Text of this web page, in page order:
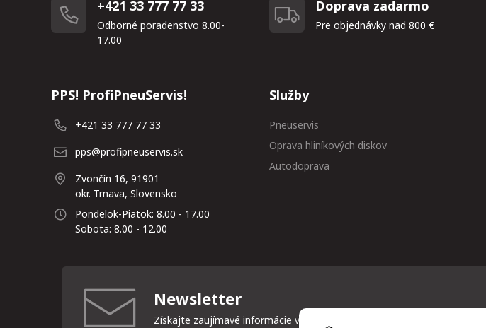
+421 33 777 77 33
Odborné poradenstvo 8.00-
17.00
Doprava zadarmo
Pre objednávky nad 800 €
PPS! ProfiPneuServis!
+421 33 777 77 33
pps@profipneuservis.sk
Zvončín 16, 91901
okr. Trnava, Slovensko
Pondelok-Piatok: 8.00 - 17.00
Sobota: 8.00 - 12.00
Služby
Pneuservis
Oprava hliníkových diskov
Autodoprava
Newsletter
Získajte zaujímavé informácie vždy medzi prvými